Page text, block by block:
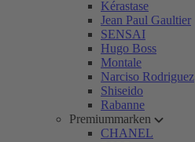
Kérastase
Jean Paul Gaultier
SENSAI
Hugo Boss
Montale
Narciso Rodriguez
Shiseido
Rabanne
Premiummarken
CHANEL